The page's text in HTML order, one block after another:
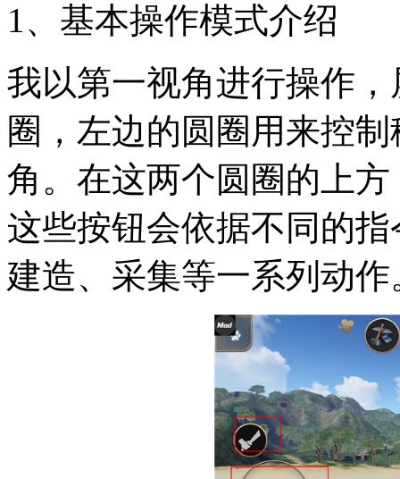
1、基本操作模式介绍
我以第一视角进行操作
圈，左边的圆圈用来控
角。在这两个圆圈的上
这些按钮会依据不同的
建造、采集等一系列动作